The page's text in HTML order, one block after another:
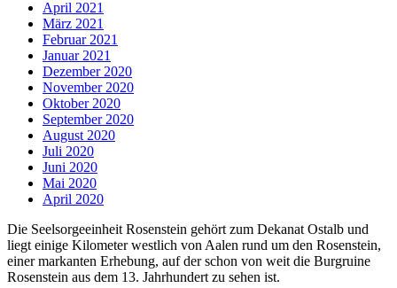
April 2021
März 2021
Februar 2021
Januar 2021
Dezember 2020
November 2020
Oktober 2020
September 2020
August 2020
Juli 2020
Juni 2020
Mai 2020
April 2020
Die Seelsorgeeinheit Rosenstein gehört zum Dekanat Ostalb und
liegt einige Kilometer westlich von Aalen rund um den Rosenstein,
einer markanten Erhebung, auf der schon von weit die Burgruine
Rosenstein aus dem 13. Jahrhundert zu sehen ist.